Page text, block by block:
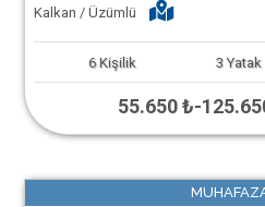
Kalkan / Üzümlü
6 Kişilik 3 Yatak
55.650 ₺-